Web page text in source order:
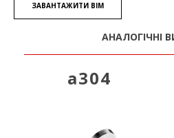
ЗАВАНТАЖИТИ BIM
АНАЛОГІЧНІ
a304